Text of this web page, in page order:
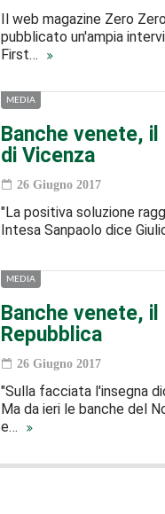
Il web magazine Zero
pubblicato un'ampia
First…
MEDIA
Banche venete,
di Vicenza
26 Giugno 2017
"La positiva soluzione
Intesa Sanpaolo dice
MEDIA
Banche venete,
Repubblica
26 Giugno 2017
"Sulla facciata l'insegna
Ma da ieri le banche del
e…